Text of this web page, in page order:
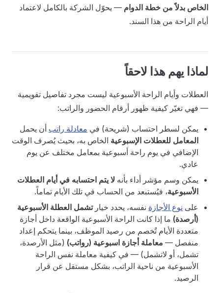
الخاص بدلاً من خطة الدوام — يحوّل الشركة بالكامل لاعتماد
أيام الراحة من هذا السند.
لماذا يهم هذا لاحقاً
العطلات وأيام الراحة الأسبوعية ليست مجرد تفاصيل تقويمية
— فهي تغيّر كيفية ظهور أرقام الحضور والراتب:
يمكن لسطر احتساب (شريحة) في معادلة راتب أن يحمل
المعامل للعطلات الإسبوعية الخاص به، بحيث يُصرف الوقت
الإضافي في يوم راحة أسبوعية بمعامل مختلف عن يوم
عادي.
يمكن وسم مؤشر أداء بأنه لا يتم احتسابه في أيام العطلات
الأسبوعية، فيُستبعد من الحساب في تلك الأيام تماماً.
على نوع الأجازة نفسه، يحدد خيارتشمل العطلة الأسبوعية
(أرصدة) ما إذا كانت الراحة الأسبوعية الواقعة داخل أجازة
متعددة الأيام تُخصم من رصيد الموظف، بينما يتحكم إعداد
منفصل — معاملة أجازة اسبوعية (رواتب) (مثل الأرصدة،
تشمل، أو لاتشمل) — في كيفية معاملة نفس الراحة
الأسبوعية من ناحية الراتب، بشكل مستقل عن قرار
الرصيد.